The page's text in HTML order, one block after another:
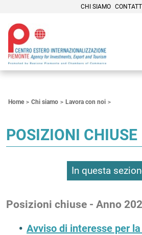
CHI SIAMO CONTATTI
Home Chi siamo Lavora con noi
POSIZIONI CHIUSE
In questa
Posizioni chiuse - Anno
Avviso di interesse per